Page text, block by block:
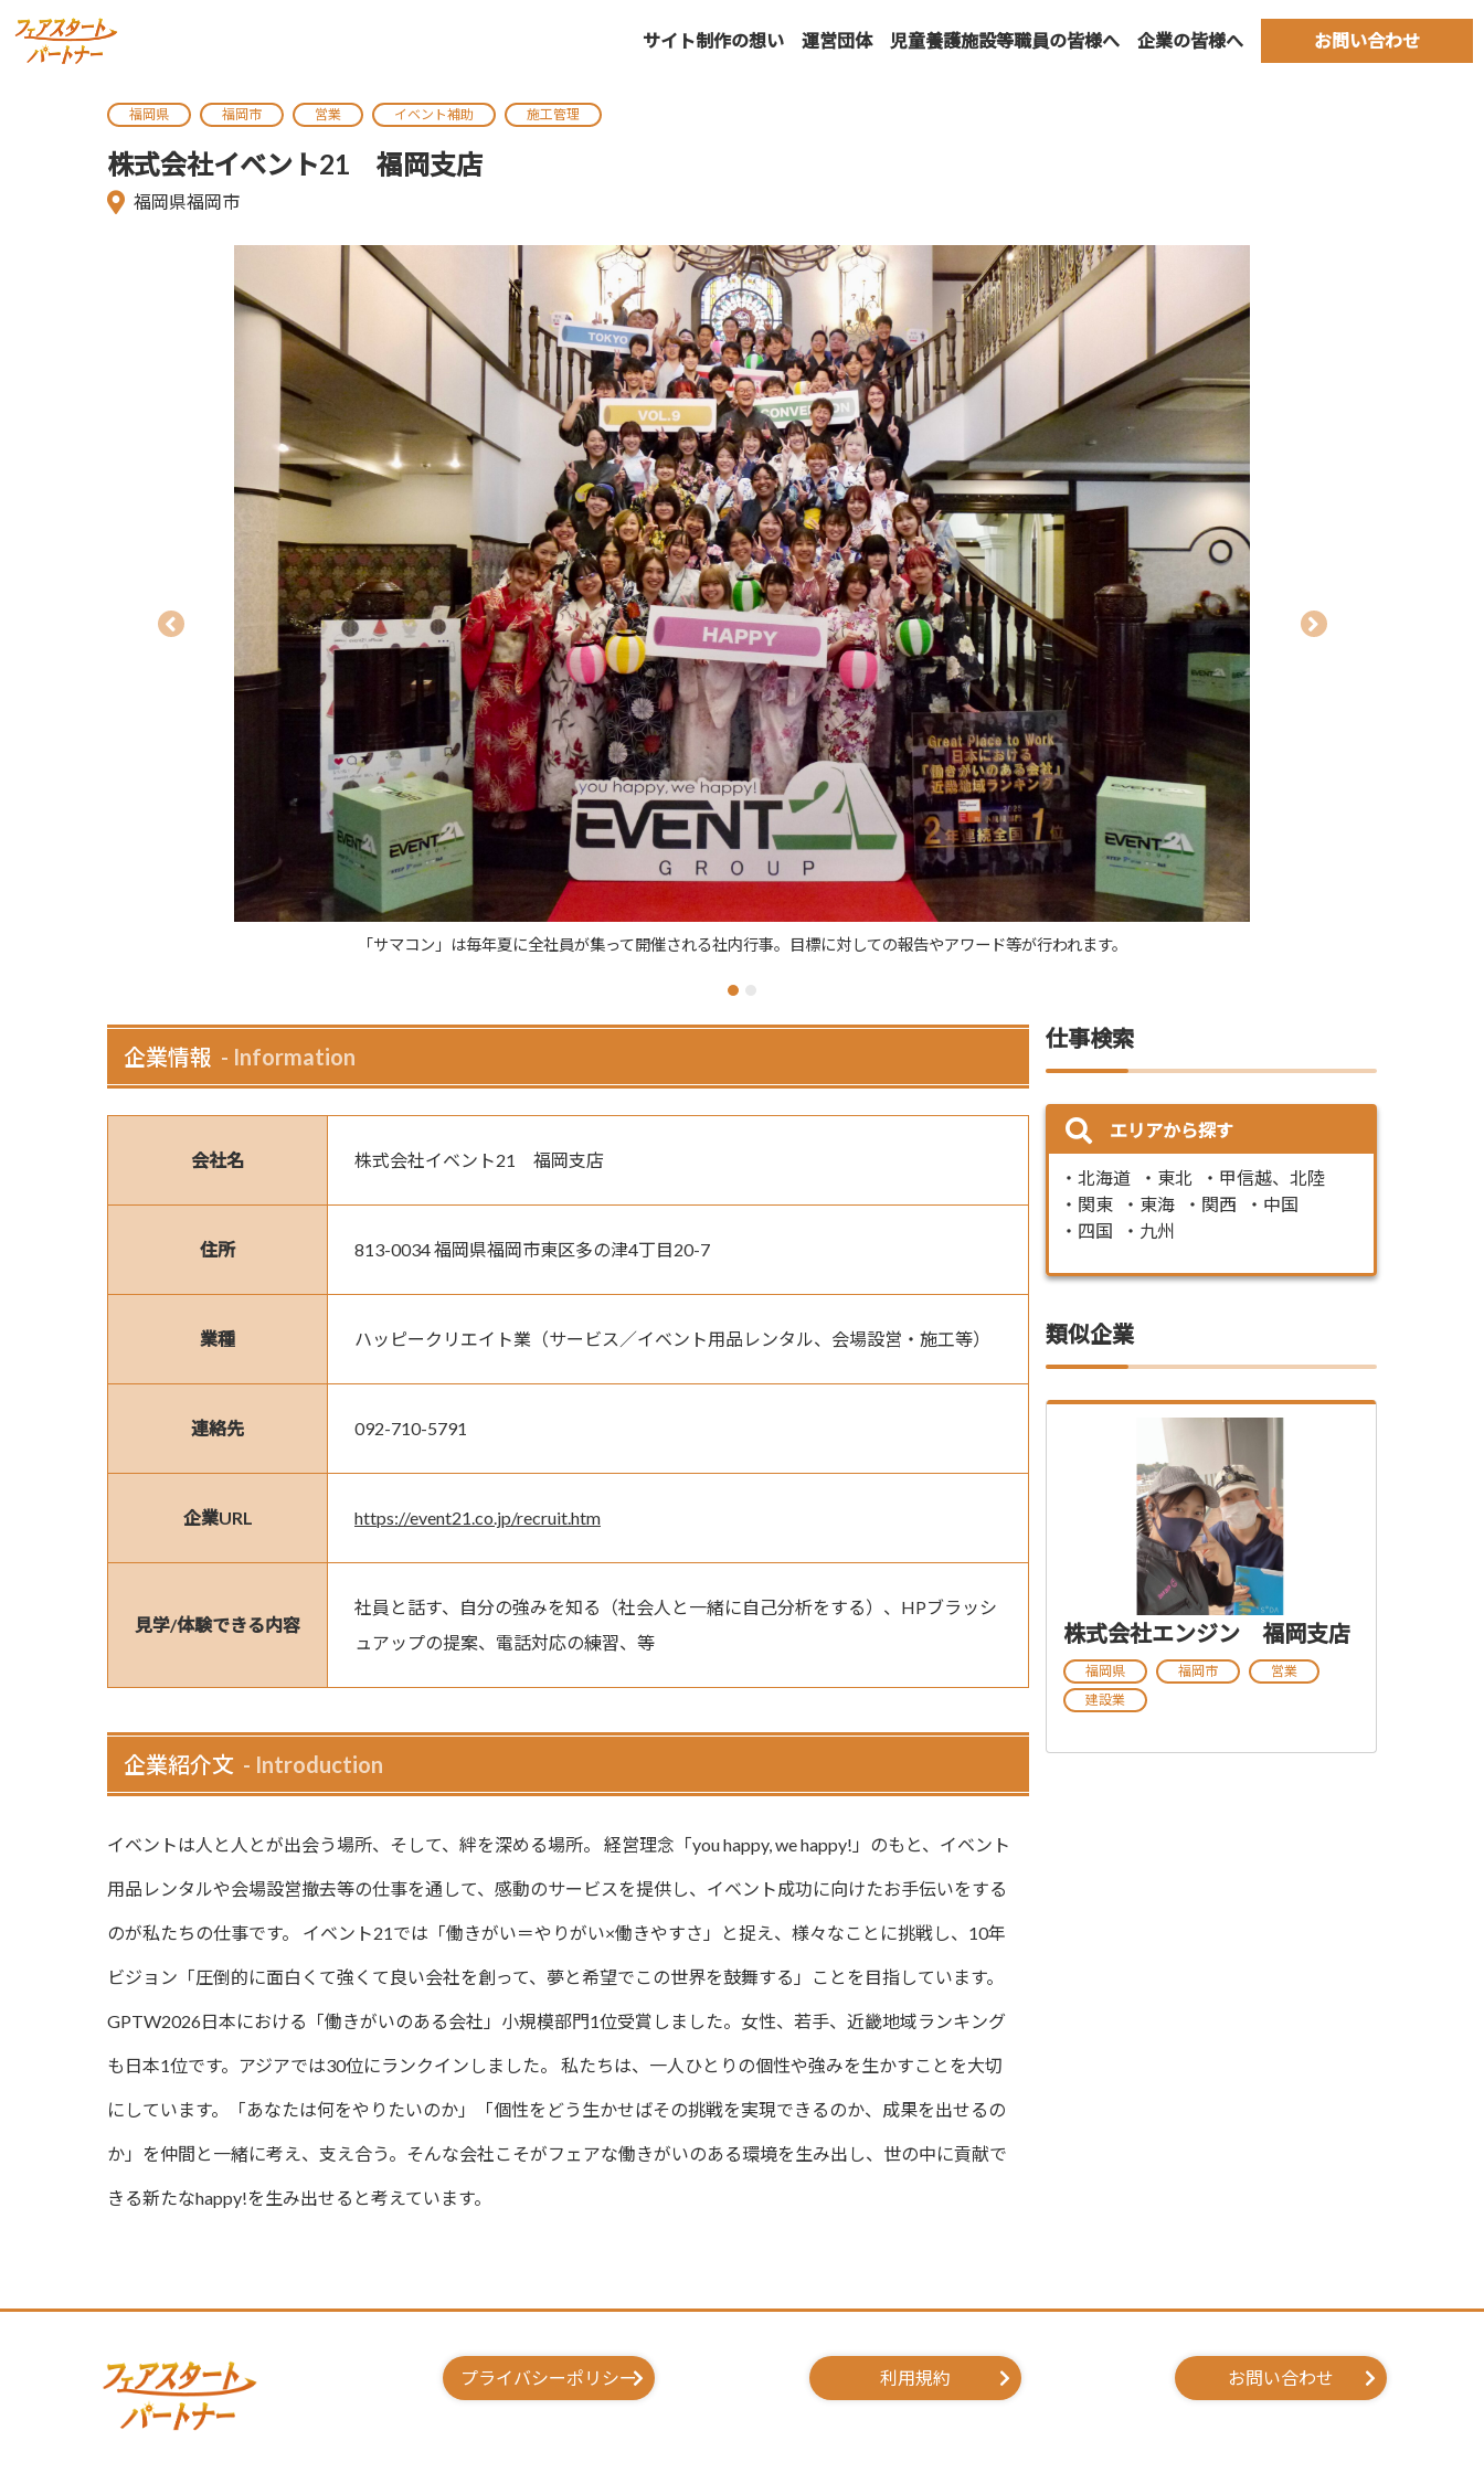
サイト制作の想い 運営団体 児童養護施設等職員の皆様へ 企業の皆様へ お問い合わせ
福岡県 福岡市 営業 イベント補助 施工管理
株式会社イベント21 福岡支店
福岡県福岡市
「サマコン」は毎年夏に全社員が集って開催される社内行事。目標に対しての報告やアワード等が行われます。
企業情報 Information
会社名 株式会社イベント21　福岡支店
住所 813-0034 福岡県福岡市東区多の津4丁目20-7
業種 ハッピークリエイト業（サービス／イベント用品レンタル、会場設営・施工等）
連絡先 092-710-5791
企業URL https://event21.co.jp/recruit.htm
見学/体験できる内容
社員と話す、自分の強みを知る（社会人と一緒に自己分析をする）、HPブラッシ
ュアップの提案、電話対応の練習、等
企業紹介文 Introduction
イベントは人と人とが出会う場所、そして、絆を深める場所。 経営理念「you happy, we happy!」のもと、イベント
用品レンタルや会場設営撤去等の仕事を通して、感動のサービスを提供し、イベント成功に向けたお手伝いをする
のが私たちの仕事です。 イベント21では「働きがい＝やりがい×働きやすさ」と捉え、様々なことに挑戦し、10年
ビジョン「圧倒的に面白くて強くて良い会社を創って、夢と希望でこの世界を鼓舞する」ことを目指しています。
GPTW2026日本における「働きがいのある会社」小規模部門1位受賞しました。女性、若手、近畿地域ランキング
も日本1位です。アジアでは30位にランクインしました。 私たちは、一人ひとりの個性や強みを生かすことを大切
にしています。「あなたは何をやりたいのか」「個性をどう生かせばその挑戦を実現できるのか、成果を出せるの
か」を仲間と一緒に考え、支え合う。そんな会社こそがフェアな働きがいのある環境を生み出し、世の中に貢献で
きる新たなhappy!を生み出せると考えています。
仕事検索
エリアから探す
北海道 東北
甲信越、北陸
関東
東海 関西
中国
四国
九州
類似企業
株式会社エンジン 福岡支店
福岡県 福岡市
営業
建設業
プライバシーポリシー 利用規約 お問い合わせ